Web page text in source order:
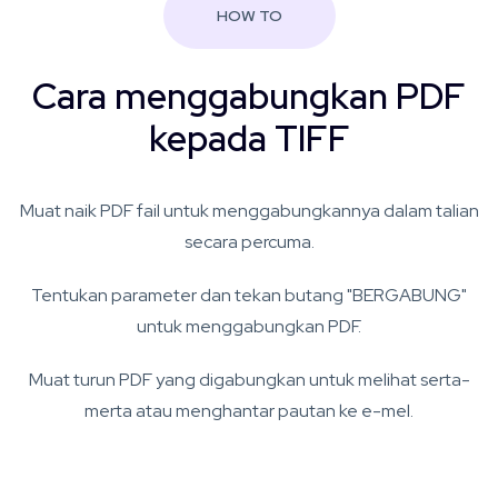
HOW TO
Cara menggabungkan PDF
kepada TIFF
Muat naik PDF fail untuk menggabungkannya dalam talian
secara percuma.
Tentukan parameter dan tekan butang "BERGABUNG"
untuk menggabungkan PDF.
Muat turun PDF yang digabungkan untuk melihat serta-
merta atau menghantar pautan ke e-mel.